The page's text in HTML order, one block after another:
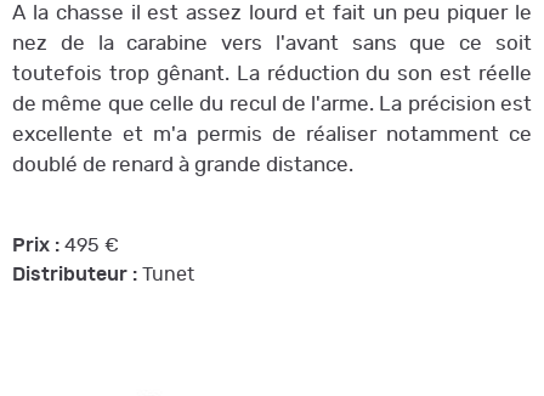
A la chasse il est assez lourd et fait un peu piquer le
nez de la carabine vers l'avant sans que ce soit
toutefois trop gênant. La réduction du son est réelle
de même que celle du recul de l'arme. La précision est
excellente et m'a permis de réaliser notamment ce
doublé de renard à grande distance.
Prix : 495 €
Distributeur : Tunet